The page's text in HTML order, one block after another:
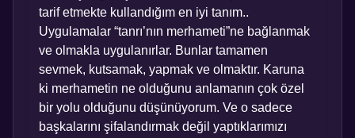
tarif etmekte kullandığım en iyi tanım..
Uygulamalar “tanrı’nın merhameti”ne bağlanmak
ve olmakla uygulanırlar. Bunlar tamamen
sevmek, kutsamak, yapmak ve olmaktır. Karuna
ki merhametin ne olduğunu anlamanın çok özel
bir yolu olduğunu düşünüyorum. Ve o sadece
başkalarını şifalandırmak değil yaptıklarımızı